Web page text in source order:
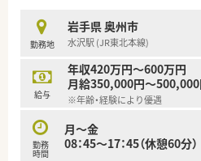
献しながら質の高いサービスの
【求人情報について】
■調剤経験がある方を対象とし
やスキルを評価し年収500万円
す。
■日曜日と祝日に加えてシフト
事とプライベートの予定を調
す。
■転居を伴う就業をご検討の方
勤務地
岩手県 奥州市
水沢駅 (JR東北本線)
給与
年収420万円～600万円
月給350,000円～
※年齢・経験により優遇
勤務
時間
月～金
08：45～17：45（休憩60分）